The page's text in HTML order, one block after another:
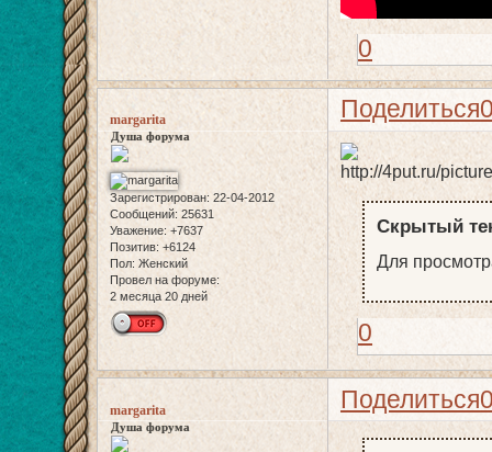
0
Поделиться
margarita
Душа форума
Зарегистрирован: 22-04-2012
Сообщений: 25631
Уважение: +7637
Позитив: +6124
Пол: Женский
Провел на форуме:
2 месяца 20 дней
Скрытый
Для
0
Поделиться
margarita
Душа форума